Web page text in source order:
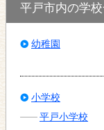
平戸市内の学
幼稚園
小学校
平戸小学校